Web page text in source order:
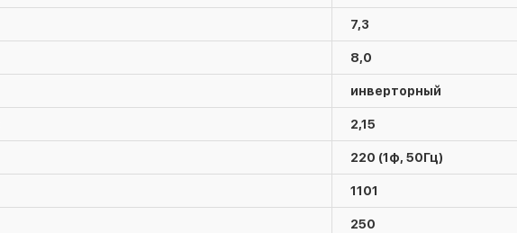
7,3
8,0
инверторный
2,15
220 (1ф, 50Гц)
1101
250